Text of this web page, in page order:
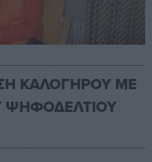
ΚΑΛΟΓΗΡΟΥ ΜΕ